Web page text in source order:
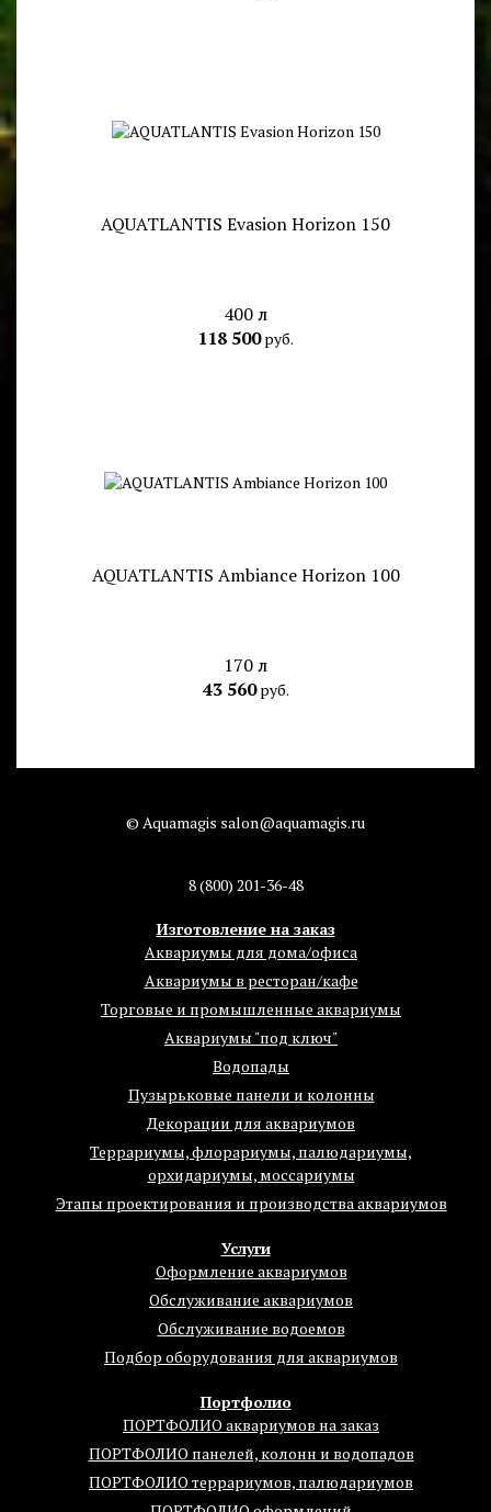
AQUATLANTIS Evasion Horizon 150
400 л
118 500руб.
AQUATLANTIS Ambiance Horizon 100
170 л
43 560руб.
© Aquamagis salon@aquamagis.ru
8 (800) 201-36-48
Изготовление на заказ
Аквариумы для дома/офиса
Аквариумы в ресторан/кафе
Торговые и промышленные аквариумы
Аквариумы "под ключ"
Водопады
Пузырьковые панели и колонны
Декорации для аквариумов
Террариумы, флорариумы, палюдариумы,
орхидариумы, моссариумы
Этапы проектирования и производства аквариумов
Услуги
Оформление аквариумов
Обслуживание аквариумов
Обслуживание водоемов
Подбор оборудования для аквариумов
Портфолио
ПОРТФОЛИО аквариумов на заказ
ПОРТФОЛИО панелей, колонн и водопадов
ПОРТФОЛИО террариумов, палюдариумов